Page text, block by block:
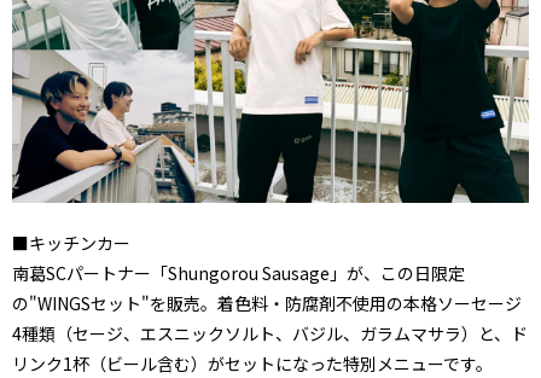
■キッチンカー
南葛SCパートナー「Shungorou Sausage」が、この日限定
の"WINGSセット"を販売。着色料・防腐剤不使用の本格ソーセージ
4種類（セージ、エスニックソルト、バジル、ガラムマサラ）と、ド
リンク1杯（ビール含む）がセットになった特別メニューです。